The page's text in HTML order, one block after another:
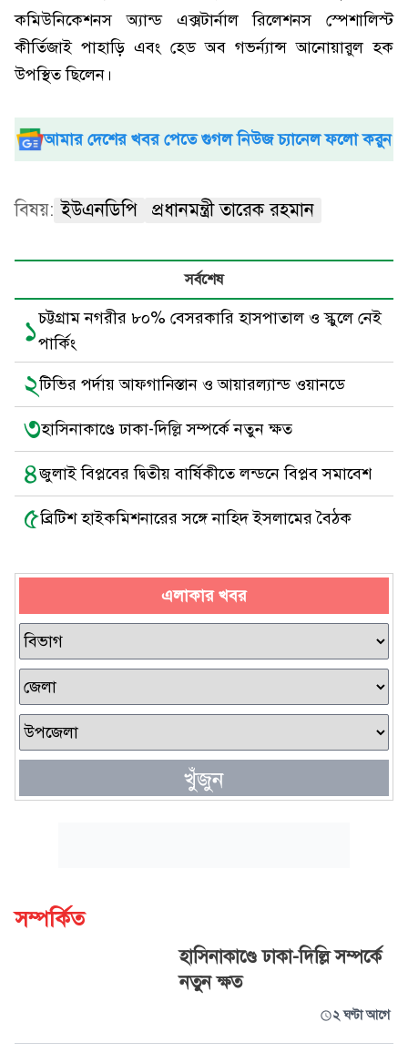
কমিউনিকেশনস অ্যান্ড এক্সটার্নাল রিলেশনস স্পেশালিস্ট
কীর্তিজাই পাহাড়ি এবং হেড অব গভর্ন্যান্স আনোয়ারুল হক
উপস্থিত ছিলেন।
আমার দেশের খবর পেতে গুগল নিউজ চ্যানেল ফলো করুন
বিষয়: ইউএনডিপি প্রধানমন্ত্রী তারেক রহমান
সর্বশেষ
১চট্টগ্রাম নগরীর ৮০% বেসরকারি হাসপাতাল ও স্কুলে নেই
পার্কিং
২টিভির পর্দায় আফগানিস্তান ও আয়ারল্যান্ড ওয়ানডে
৩হাসিনাকাণ্ডে ঢাকা-দিল্লি সম্পর্কে নতুন ক্ষত
৪জুলাই বিপ্লবের দ্বিতীয় বার্ষিকীতে লন্ডনে বিপ্লব সমাবেশ
৫ব্রিটিশ হাইকমিশনারের সঙ্গে নাহিদ ইসলামের বৈঠক
এলাকার খবর
খুঁজুন
সম্পর্কিত
হাসিনাকাণ্ডে ঢাকা-দিল্লি সম্পর্কে
নতুন ক্ষত
২ ঘণ্টা আগে